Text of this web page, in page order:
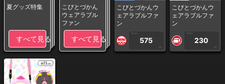
夏グッズ特集
すべて見る
こびとづかん
ウェアラブル
ファン
すべて見る
こびとづかんウ
ェアラブルファ
ン
1PLAY
575
CP
こびとづかんウ
ェアラブルファ
ン
1PLAY
230
CP